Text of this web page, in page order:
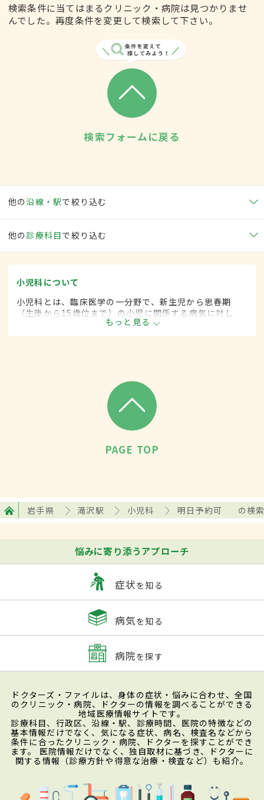
検索条件に当てはまるクリニック・病院は見つかりませ
んでした。再度条件を変更して検索して下さい。
検索フォームに戻る
他の沿線・駅で絞り込む
他の 診療科目で絞り込む
小児科について
小児科とは、臨床医学の一分野で、新生児から思春期
（生後から15歳位まで）の小児に関係する病気に対し
て、内科的な治療をします。
もっと見る
PAGE TOP
岩手県 滝沢駅 小児科 明日予約可 の検
悩みに寄り添うアプローチ
症状を知る
病気を知る
病院を探す
ドクターズ・ファイルは、身体の症状・悩みに合わせ、全国
のクリニック・病院、ドクターの情報を調べることができる
地域医療情報サイトです。
診療科目、行政区、沿線・駅、診療時間、医院の特徴などの
基本情報だけでなく、気になる症状、病名、検査名などから
条件に合ったクリニック・病院、ドクターを探すことができ
ます。 医院情報だけでなく、独自取材に基づき、ドクターに
関する情報（診療方針や得意な治療・検査など）も紹介。